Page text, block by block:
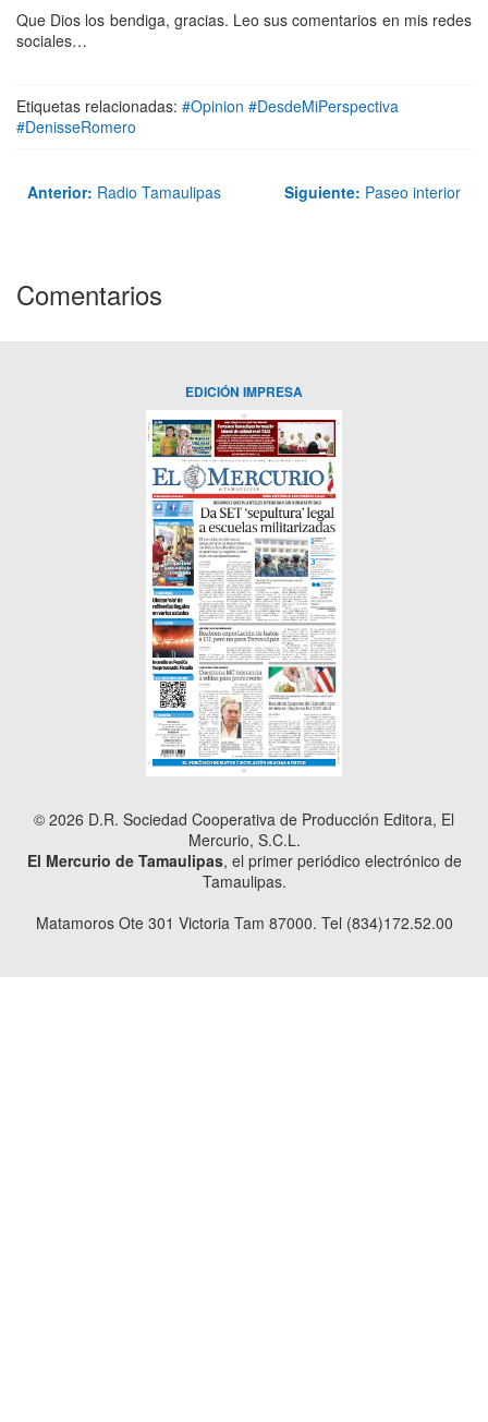
Que Dios los bendiga, gracias. Leo sus comentarios en mis redes
sociales…
Etiquetas relacionadas: #Opinion #DesdeMiPerspectiva
#DenisseRomero
Anterior: Radio Tamaulipas Siguiente: Paseo interior
Comentarios
EDICIÓN IMPRESA
© 2026 D.R. Sociedad Cooperativa de Producción Editora, El
Mercurio, S.C.L.
El Mercurio de Tamaulipas, el primer periódico electrónico de
Tamaulipas.
Matamoros Ote 301 Victoria Tam 87000. Tel (834)172.52.00